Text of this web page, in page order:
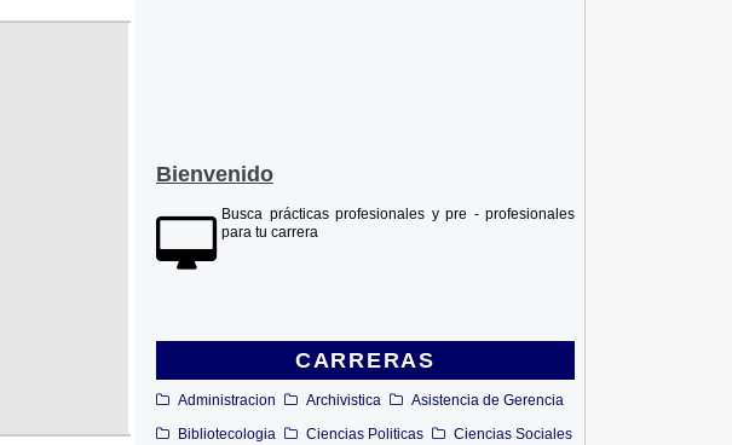
Bienvenido
Busca prácticas profesionales y pre - profesionales
para tu carrera
CARRERAS
Administracion Archivistica
Asistencia de Gerencia
Bibliotecologia
Ciencias Politicas
Ciencias Sociales